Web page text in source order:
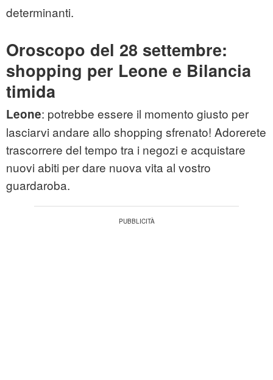
determinanti.
Oroscopo del 28 settembre:
shopping per Leone e Bilancia
timida
Leone: potrebbe essere il momento giusto per
lasciarvi andare allo shopping sfrenato! Adorerete
trascorrere del tempo tra i negozi e acquistare
nuovi abiti per dare nuova vita al vostro
guardaroba.